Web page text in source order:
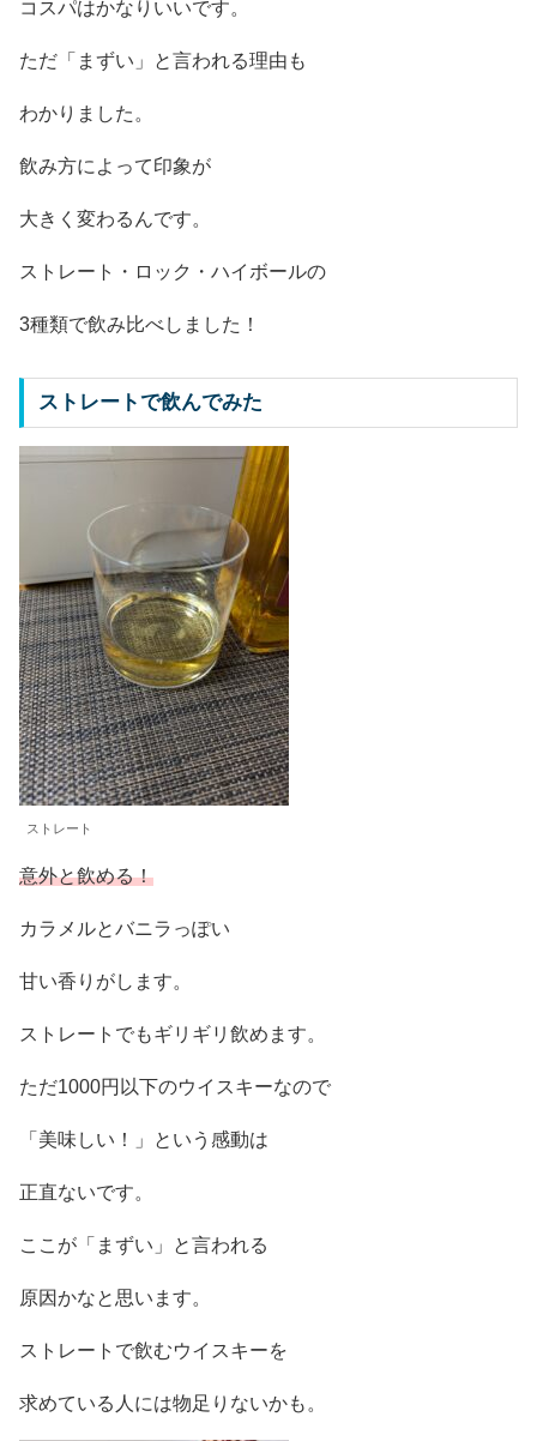
コスパはかなりいいです。
ただ「まずい」と言われる理由も
わかりました。
飲み方によって印象が
大きく変わるんです。
ストレート・ロック・ハイボールの
3種類で飲み比べしました！
ストレートで飲んでみた
ストレート
意外と飲める！
カラメルとバニラっぽい
甘い香りがします。
ストレートでもギリギリ飲めます。
ただ1000円以下のウイスキーなので
「美味しい！」という感動は
正直ないです。
ここが「まずい」と言われる
原因かなと思います。
ストレートで飲むウイスキーを
求めている人には物足りないかも。